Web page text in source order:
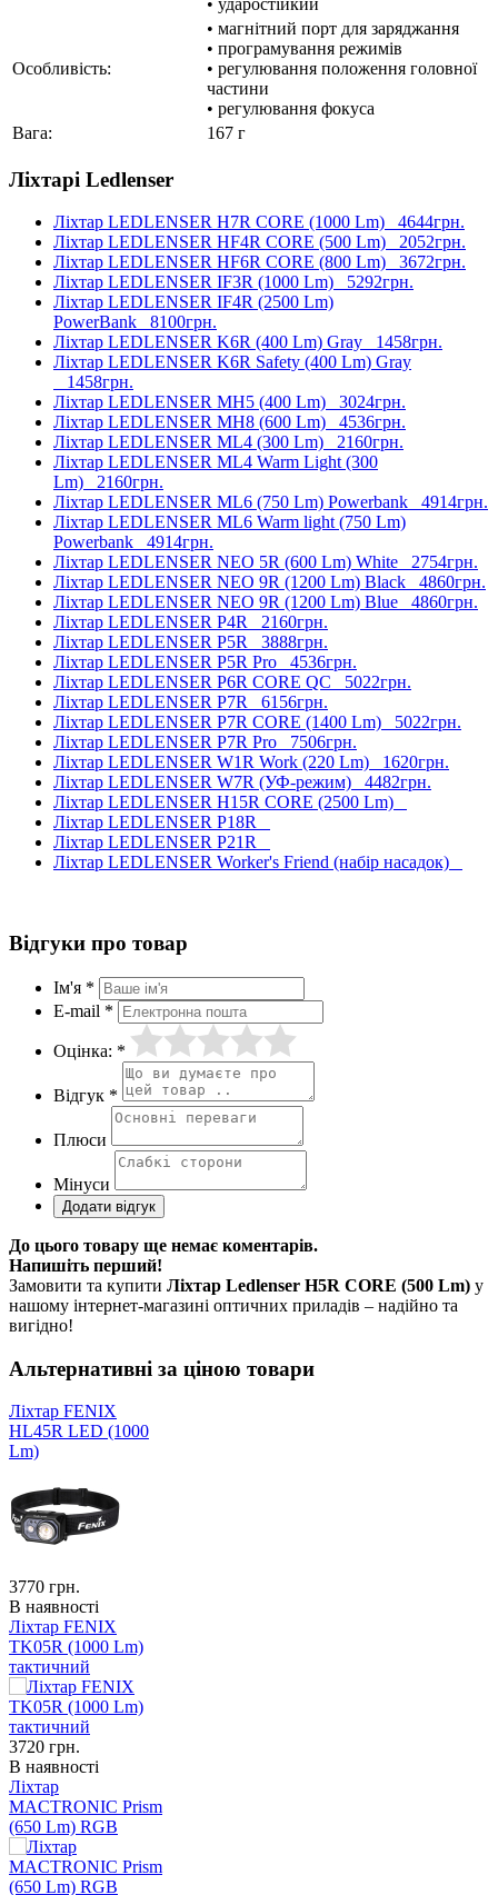
• ударостійкий
Особливість:
• магнітний порт для заряджання
• програмування режимів
• регулювання положення головної
частини
• регулювання фокуса
Вага:
167 г
Ліхтарі Ledlenser
Ліхтар LEDLENSER H7R CORE (1000 Lm) 4644грн.
Ліхтар LEDLENSER HF4R CORE (500 Lm) 2052грн.
Ліхтар LEDLENSER HF6R CORE (800 Lm) 3672грн.
Ліхтар LEDLENSER IF3R (1000 Lm) 5292грн.
Ліхтар LEDLENSER IF4R (2500 Lm)
PowerBank 8100грн.
Ліхтар LEDLENSER K6R (400 Lm) Gray 1458грн.
Ліхтар LEDLENSER K6R Safety (400 Lm) Gray
1458грн.
Ліхтар LEDLENSER MH5 (400 Lm) 3024грн.
Ліхтар LEDLENSER MH8 (600 Lm) 4536грн.
Ліхтар LEDLENSER ML4 (300 Lm) 2160грн.
Ліхтар LEDLENSER ML4 Warm Light (300
Lm) 2160грн.
Ліхтар LEDLENSER ML6 (750 Lm) Powerbank 4914грн.
Ліхтар LEDLENSER ML6 Warm light (750 Lm)
Powerbank 4914грн.
Ліхтар LEDLENSER NEO 5R (600 Lm) White 2754грн.
Ліхтар LEDLENSER NEO 9R (1200 Lm) Black 4860грн.
Ліхтар LEDLENSER NEO 9R (1200 Lm) Blue 4860грн.
Ліхтар LEDLENSER P4R 2160грн.
Ліхтар LEDLENSER P5R 3888грн.
Ліхтар LEDLENSER P5R Pro 4536грн.
Ліхтар LEDLENSER P6R CORE QC 5022грн.
Ліхтар LEDLENSER P7R 6156грн.
Ліхтар LEDLENSER P7R CORE (1400 Lm) 5022грн.
Ліхтар LEDLENSER P7R Pro 7506грн.
Ліхтар LEDLENSER W1R Work (220 Lm) 1620грн.
Ліхтар LEDLENSER W7R (УФ-режим) 4482грн.
Ліхтар LEDLENSER H15R CORE (2500 Lm)
Ліхтар LEDLENSER P18R
Ліхтар LEDLENSER P21R
Ліхтар LEDLENSER Worker's Friend (набір насадок)
Відгуки про товар
Ім'я *
E-mail *
Оцінка: *
Відгук *
Плюси
Мінуси
До цього товару ще немає коментарів.
Напишіть перший!
Замовити та купити Ліхтар Ledlenser H5R CORE (500 Lm) у
нашому інтернет-магазині оптичних приладів – надійно та
вигідно!
Альтернативні за ціною товари
Ліхтар FENIX
HL45R LED (1000
Lm)
3770 грн.
В наявності
Ліхтар FENIX
TK05R (1000 Lm)
тактичний
3720 грн.
В наявності
Ліхтар
MACTRONIC Prism
(650 Lm) RGB